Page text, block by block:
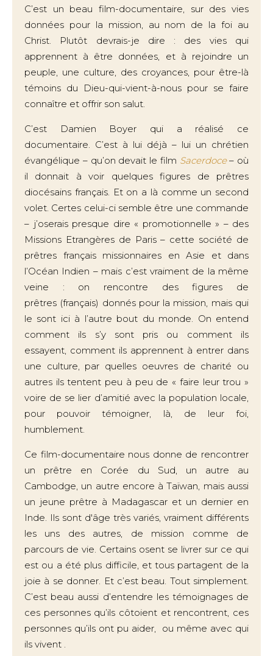
C’est un beau film-documentaire, sur des vies
données pour la mission, au nom de la foi au
Christ. Plutôt devrais-je dire : des vies qui
apprennent à être données, et à rejoindre un
peuple, une culture, des croyances, pour être-là
témoins du Dieu-qui-vient-à-nous pour se faire
connaître et offrir son salut.
C’est Damien Boyer qui a réalisé ce
documentaire. C’est à lui déjà – lui un chrétien
évangélique – qu’on devait le film Sacerdoce– où
il donnait à voir quelques figures de prêtres
diocésains français. Et on a là comme un second
volet. Certes celui-ci semble être une commande
– j’oserais presque dire « promotionnelle » – des
Missions Etrangères de Paris – cette société de
prêtres français missionnaires en Asie et dans
l’Océan Indien – mais c’est vraiment de la même
veine : on rencontre des figures de
prêtres (français) donnés pour la mission, mais qui
le sont ici à l’autre bout du monde. On entend
comment ils s’y sont pris ou comment ils
essayent, comment ils apprennent à entrer dans
une culture, par quelles oeuvres de charité ou
autres ils tentent peu à peu de « faire leur trou »
voire de se lier d’amitié avec la population locale,
pour pouvoir témoigner, là, de leur foi,
humblement.
Ce film-documentaire nous donne de rencontrer
un prêtre en Corée du Sud, un autre au
Cambodge, un autre encore à Taïwan, mais aussi
un jeune prêtre à Madagascar et un dernier en
Inde. Ils sont d'âge très variés, vraiment différents
les uns des autres, de mission comme de
parcours de vie. Certains osent se livrer sur ce qui
est ou a été plus difficile, et tous partagent de la
joie à se donner. Et c’est beau. Tout simplement.
C’est beau aussi d’entendre les témoignages de
ces personnes qu’ils côtoient et rencontrent, ces
personnes qu’ils ont pu aider, ou même avec qui
ils vivent .